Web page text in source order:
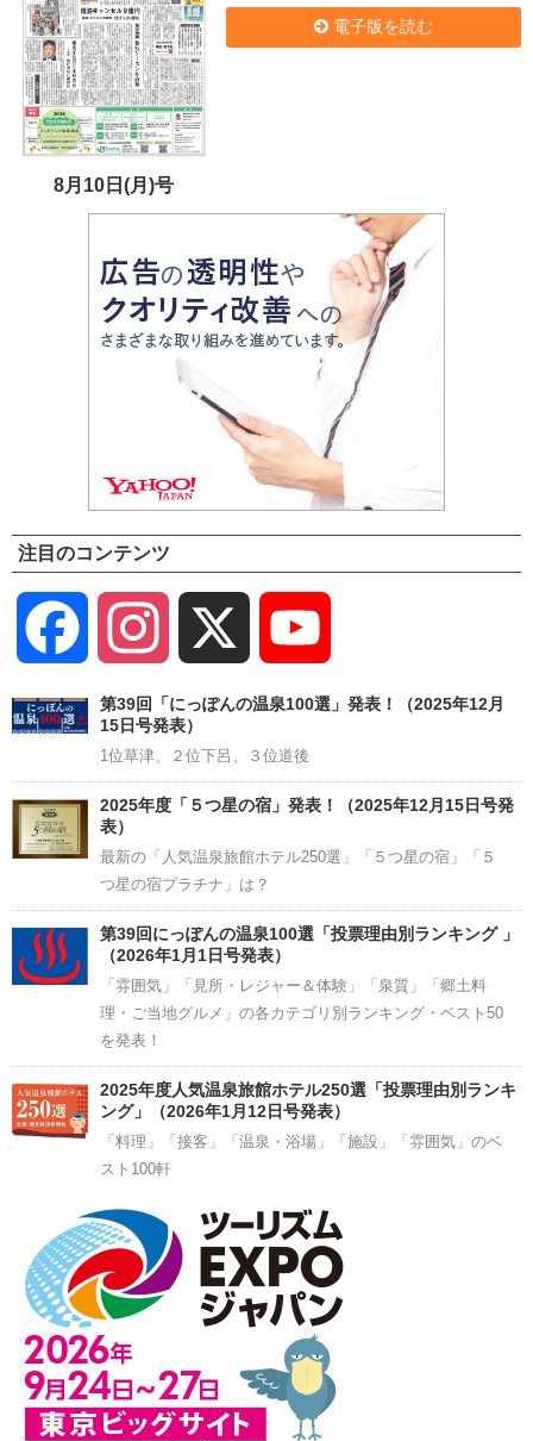
8月10日(月)号
電子版を読む
注目のコンテンツ
Facebook Instagram
Channel
第39回「にっぽんの温泉100選」発表！（2025年12月
15日号発表）
1位草津、２位下呂、３位道後
2025年度「５つ星の宿」発表！（2025年12月15日号発
表）
最新の「人気温泉旅館ホテル250選」「５つ星の宿」「５
つ星の宿プラチナ」は？
第39回にっぽんの温泉100選「投票理由別ランキング 」
（2026年1月1日号発表）
「雰囲気」「見所・レジャー＆体験」「泉質」「郷土料
理・ご当地グルメ」の各カテゴリ別ランキング・ベスト50
を発表！
2025年度人気温泉旅館ホテル250選「投票理由別ランキ
ング」（2026年1月12日号発表）
「料理」「接客」「温泉・浴場」「施設」「雰囲気」のベ
スト100軒